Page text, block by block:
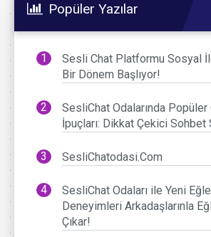
Popüler Yazılar
Sesli Chat Platformu Sosyal
Bir Dönem Başlıyor!
SesliChat Odalarında Popüler
İpuçları: Dikkat Çekici
SesliChatodasi.Com
SesliChat Odaları ile Yeni
Deneyimleri Arkadaşlarınla
Çıkar!